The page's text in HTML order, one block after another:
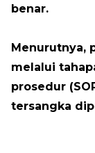
benar.
Menurutnya,
melalui
prosedur
tersangka